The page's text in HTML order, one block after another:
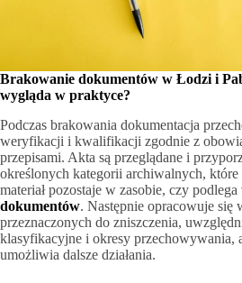
Brakowanie dokumentów w Łodzi i
wygląda w praktyce?
Podczas brakowania dokumentacja
weryfikacji i kwalifikacji zgodnie z
przepisami. Akta są przeglądane i
określonych kategorii archiwalnych,
materiał pozostaje w zasobie, czy podlega
dokumentów. Następnie opracowuje się
przeznaczonych do zniszczenia,
klasyfikacyjne i okresy przechowywania,
umożliwia dalsze działania.